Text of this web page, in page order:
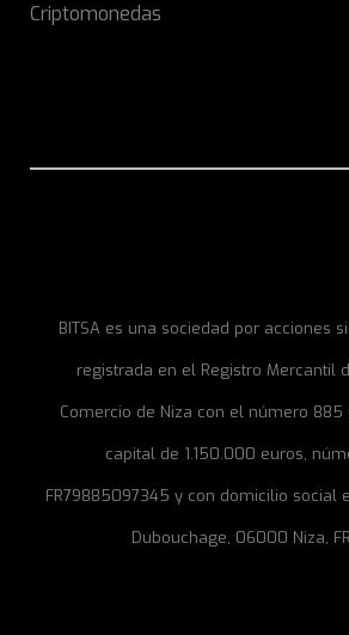
Criptomonedas
BITSA es una sociedad por acciones
registrada en el Registro Mercantil
Comercio de Niza con el número 885
capital de 1.150.000 euros,
FR79885097345 y con domicilio social
Dubouchage, 06000 Niza,